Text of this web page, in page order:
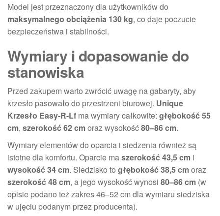
Model jest przeznaczony dla użytkowników do
maksymalnego obciążenia 130 kg, co daje poczucie
bezpieczeństwa i stabilności.
Wymiary i dopasowanie do
stanowiska
Przed zakupem warto zwrócić uwagę na gabaryty, aby
krzesło pasowało do przestrzeni biurowej. Unique
Krzesło Easy-R-Lf ma wymiary całkowite: głębokość 55
cm, szerokość 62 cmoraz wysokość80–86 cm.
Wymiary elementów do oparcia i siedzenia również są
istotne dla komfortu. Oparcie maszerokość 43,5 cm i
wysokość 34 cm. Siedzisko to głębokość 38,5 cmoraz
szerokość 48 cm, a jego wysokość wynosi 80–86 cm (w
opisie podano też zakres 46–52 cm dla wymiaru siedziska
w ujęciu podanym przez producenta).